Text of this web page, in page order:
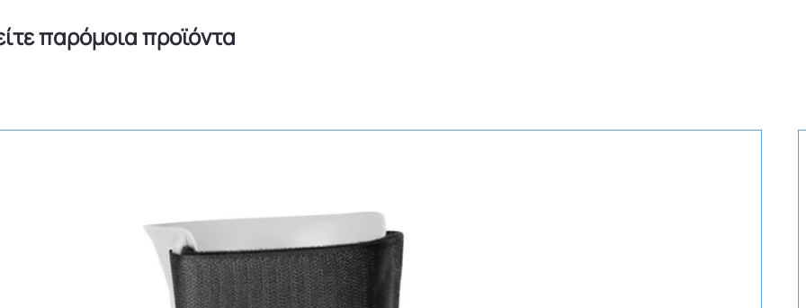
παρόμοια προϊόντα